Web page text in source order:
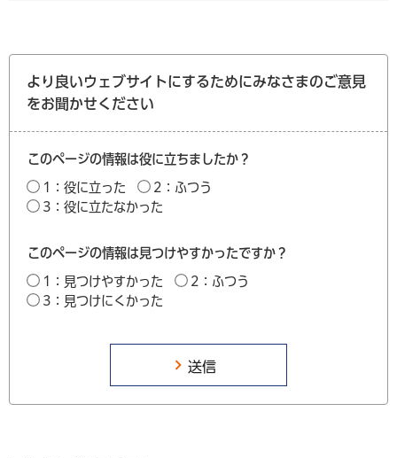
より良いウェブサイトにするためにみなさまのご意見
をお聞かせください
このページの情報は役に立ちましたか？
1：役に立った
2：ふつう
3：役に立たなかった
このページの情報は見つけやすかったですか？
1：見つけやすかった
2：ふつう
3：見つけにくかった